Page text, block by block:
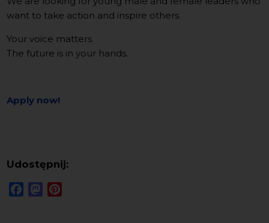
want to take action and inspire others.
Your voice matters.
The future is in your hands.
Apply now!
Udostępnij:
FacebookMastodon